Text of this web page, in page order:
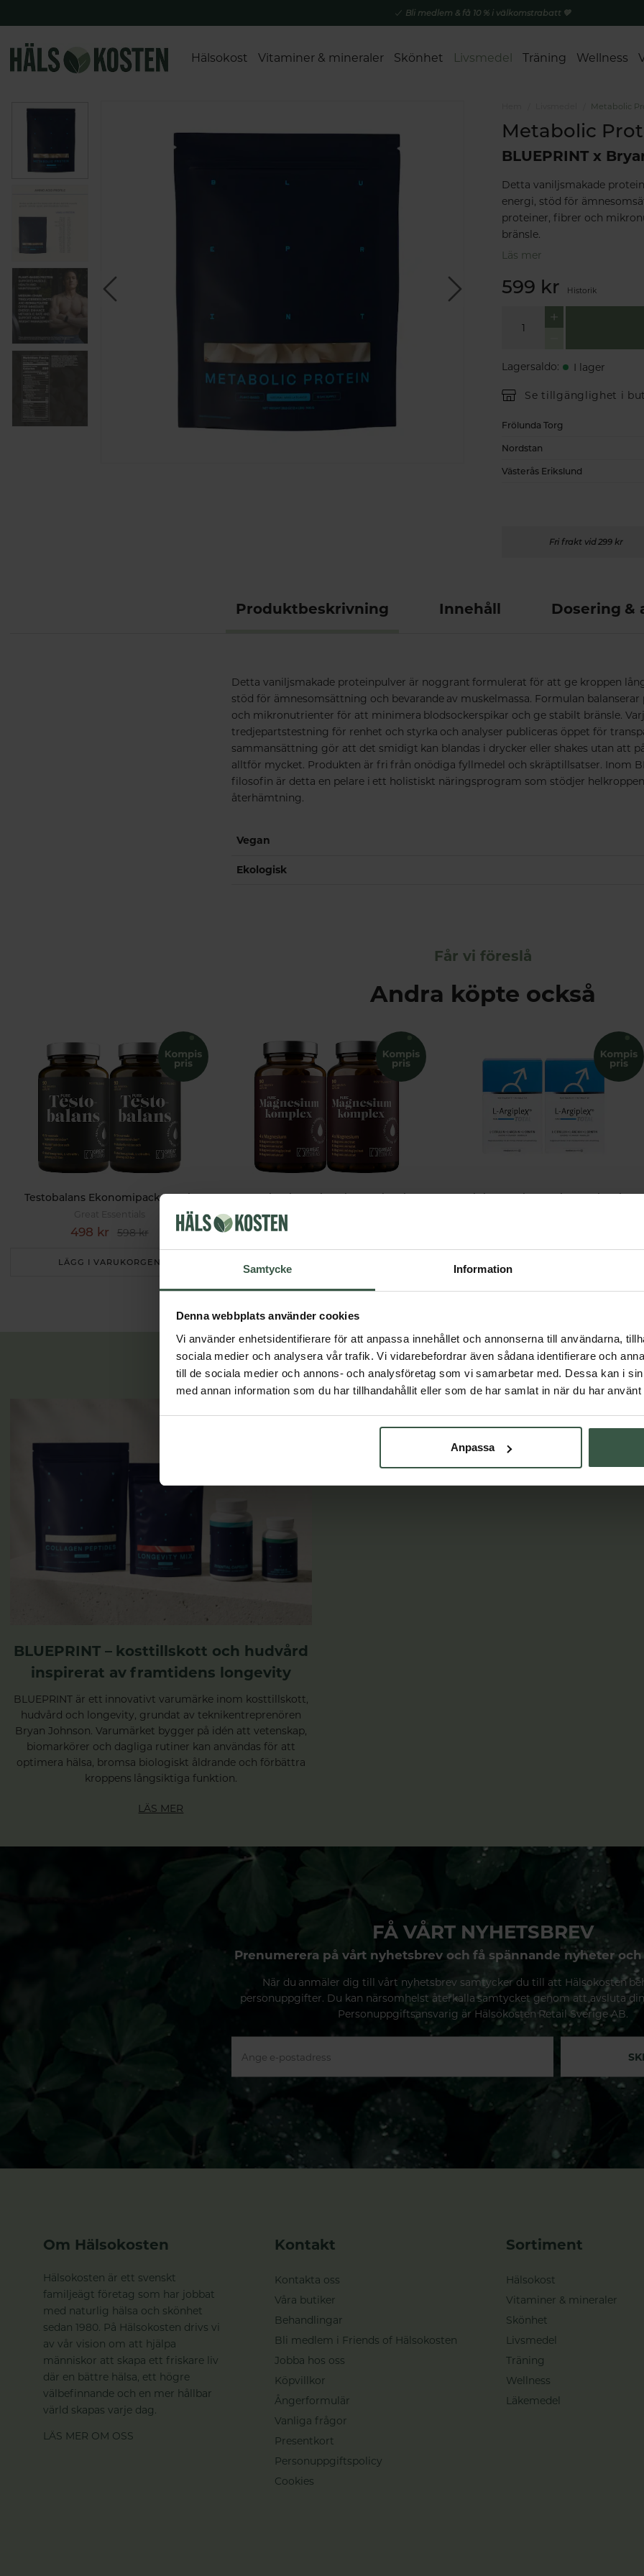
Samtycke Information
Denna webbplats använder cookies
Vi använder enhetsidentifierare för att anpassa innehållet och annonserna till användarna,
sociala medier och analysera vår trafik. Vi vidarebefordrar även sådana identifierare och
till de sociala medier och annons- och analysföretag som vi samarbetar med. Dessa kan i
med annan information som du har tillhandahållit eller som de har samlat in när du har
Anpassa
Bli medlem & få 10 % i välkomstrabatt 💚
Hälsokost Vitaminer & mineraler Skönhet Livsmedel Träning Wellness
Metabolic
Metabolic
BLUEPRINT x
Detta vaniljsmakade
energi, stöd för
proteiner, fibrer och
bränsle.
Läs mer
599 kr Historik
Lagersaldo: I lager
Se tillgänglighet i
Frölunda Torg
Nordstan
Västerås Erikslund
Fri frakt vid 299 kr
Produktbeskrivning Innehåll Dosering &
Detta vaniljsmakade proteinpulver är noggrant formulerat för att ge kroppen
stöd för ämnesomsättning och bevarande av muskelmassa. Formulan
och mikronutrienter för att minimera blodsockerspikar och ge stabilt bränsle.
tredjepartstestning för renhet och styrka och analyser publiceras öppet för
sammansättning gör att det smidigt kan blandas i drycker eller shakes utan att
alltför mycket. Produkten är fri från onödiga fyllmedel och skräptillsatser. Inom
filosofin är detta en pelare i ett holistiskt näringsprogram som stödjer
återhämtning.
Vegan
Ekologisk
Får vi föreslå
Andra köpte också
Testobalans Ekonomipack 2x90k
Great Essentials
498 kr 598 kr
LÄGG I VARUKORGEN
Magnesiumkomplex Ekonomipack 2x90k L-Argiplex Total Man Ekonomipack 2x90t
Lär dig mer
BLUEPRINT – kosttillskott och hudvård
inspirerat av framtidens longevity
BLUEPRINT är ett innovativt varumärke inom kosttillskott,
hudvård och longevity, grundat av teknikentreprenören
Bryan Johnson. Varumärket bygger på idén att vetenskap,
biomarkörer och dagliga rutiner kan användas för att
optimera hälsa, bromsa biologiskt åldrande och förbättra
kroppens långsiktiga funktion.
LÄS MER
FÅ VÅRT NYHETSBREV
Prenumerera på vårt nyhetsbrev och få spännande nyheter
När du anmäler dig till vårt nyhetsbrev samtycker du till att Hälsokosten
personuppgifter. Du kan närsomhelst återkalla samtycket genom att avsluta
Personuppgiftsansvarig är Hälsokosten Retail Sverige AB.
Om Hälsokosten
Hälsokosten är ett svenskt
familjeägt företag som har jobbat
med naturlig hälsa och skönhet
sedan 1980. På Hälsokosten drivs vi
av vår vision om att hjälpa
människor att skapa ett friskare liv
där en bättre hälsa, ett högre
välbefinnande och en mer hållbar
värld skapas varje dag.
LÄS MER OM OSS
Kontakt
Kontakta oss
Våra butiker
Behandlingar
Bli medlem i Friends of Hälsokosten
Jobba hos oss
Köpvillkor
Ångerformulär
Vanliga frågor
Presentkort
Personuppgiftspolicy
Cookies
Sortiment
Hälsokost
Vitaminer & mineraler
Skönhet
Livsmedel
Träning
Wellness
Läkemedel